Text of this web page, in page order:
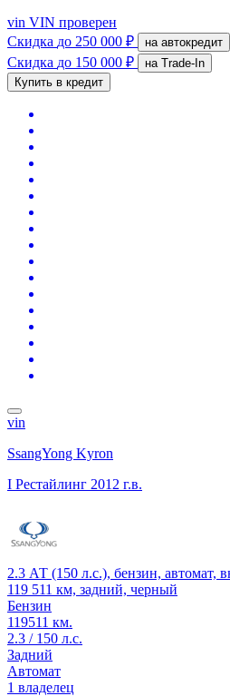
vin VIN проверен
Скидка до 250 000 ₽ на автокредит
Скидка до 150 000 ₽
на Trade-In
Купить в кредит
vin
SsangYong Kyron
I Рестайлинг 2012 г.в.
2.3 АТ (150 л.с.), бензин, автомат,
119 511 км, задний, черный
Бензин
119511 км.
2.3 / 150 л.с.
Задний
Автомат
1 владелец